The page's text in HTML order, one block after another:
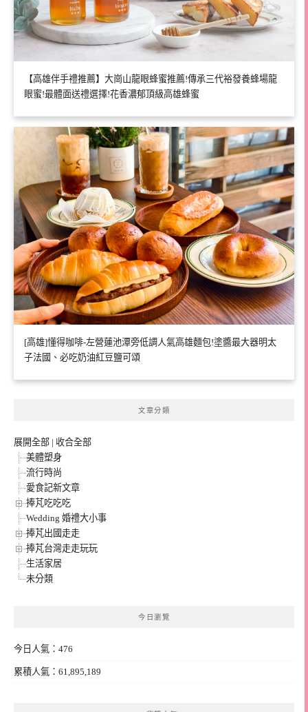
【高雄伴手禮推薦】大崗山龍眼蜂蜜推薦!傳承三代裕發養蜂場龍
眼蜜!最體面送禮選擇!花香濃郁頂級高雄蜂蜜
[高雄]懂得咖啡-左營蓮池潭旁低調人氣高雄麵包!塗醬最大器明太
子法國、必吃奶油紅豆鹽可頌
文章分類
展開全部 | 收合全部
美體塑身
流行時尚
愛食記新文章
捧芃吃吃吃
Wedding 婚禮大小事
捧芃出國走走
捧芃台灣走走玩玩
生活家居
未分類
今日瀏覽
今日人氣：476
累積人氣：61,895,189